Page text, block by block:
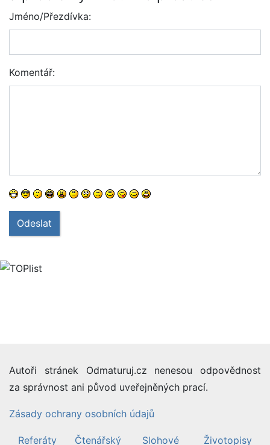
Jméno/Přezdívka:
Komentář:
Odeslat
Autoři stránek Odmaturuj.cz nenesou odpovědnost
za správnost ani původ uveřejněných prací.
Zásady ochrany osobních údajů
Referáty Čtenářský Slohové Životopisy